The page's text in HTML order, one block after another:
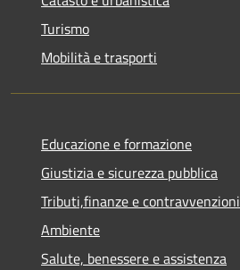
Turismo
Mobilità e trasporti
Educazione e formazione
Giustizia e sicurezza pubblica
Tributi,finanze e contravvenzioni
Ambiente
Salute, benessere e assistenza